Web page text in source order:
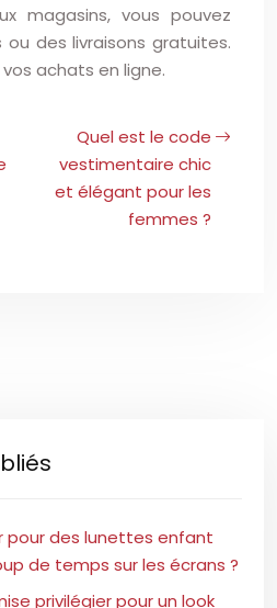
magasins, vous pouvez
des livraisons gratuites.
achats en ligne.
Quel est le code
vestimentaire chic
et élégant pour les
femmes ?
pour des lunettes enfant
de temps sur les écrans ?
privilégier pour un look